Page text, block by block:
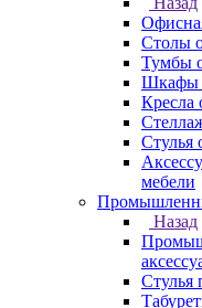
Столы
Тумбы
Шкафы
Кресла
Стулья
мебели
Назад